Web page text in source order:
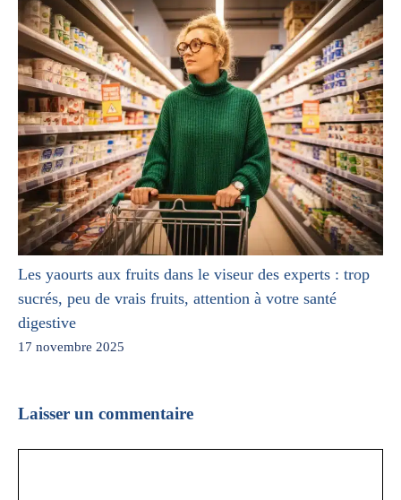
Les yaourts aux fruits dans le viseur des experts : trop
sucrés, peu de vrais fruits, attention à votre santé
digestive
17 novembre 2025
Laisser un commentaire